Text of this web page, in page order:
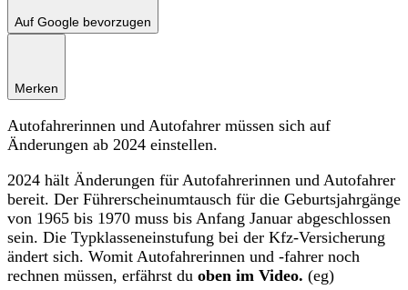
Auf Google bevorzugen
Merken
Autofahrerinnen und Autofahrer müssen sich auf
Änderungen ab 2024 einstellen.
2024 hält Änderungen für Autofahrerinnen und Autofahrer
bereit. Der Führerscheinumtausch für die Geburtsjahrgänge
von 1965 bis 1970 muss bis Anfang Januar abgeschlossen
sein. Die Typklasseneinstufung bei der Kfz-Versicherung
ändert sich. Womit Autofahrerinnen und -fahrer noch
rechnen müssen, erfährst du oben im Video. (eg)